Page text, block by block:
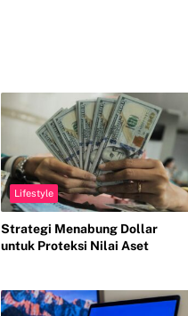
Lifestyle
Strategi Menabung Dollar
untuk Proteksi Nilai Aset